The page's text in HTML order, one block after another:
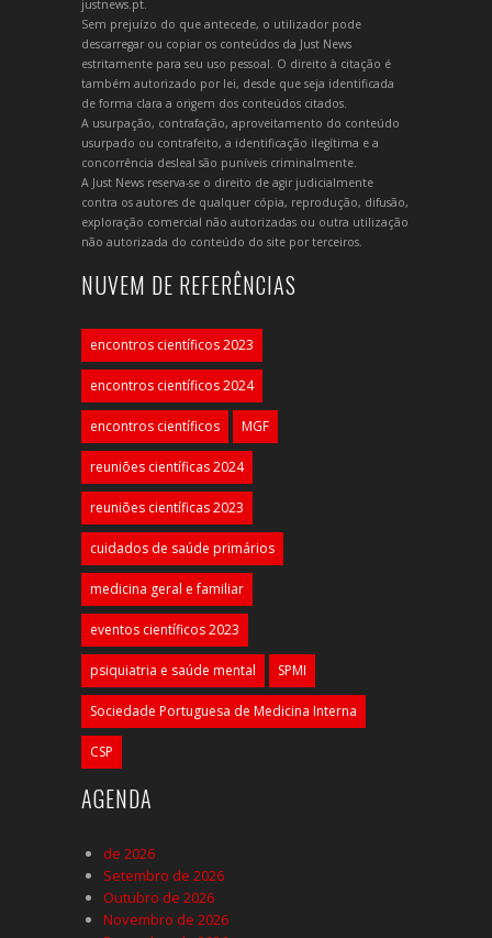
justnews.pt.
Sem prejuízo do que antecede, o utilizador pode
descarregar ou copiar os conteúdos da Just News
estritamente para seu uso pessoal. O direito à citação é
também autorizado por lei, desde que seja identificada
de forma clara a origem dos conteúdos citados.
A usurpação, contrafação, aproveitamento do conteúdo
usurpado ou contrafeito, a identificação ilegítima e a
concorrência desleal são puníveis criminalmente.
A Just News reserva-se o direito de agir judicialmente
contra os autores de qualquer cópia, reprodução, difusão,
exploração comercial não autorizadas ou outra utilização
não autorizada do conteúdo do site por terceiros.
NUVEM DE REFERÊNCIAS
encontros científicos 2023
encontros científicos 2024
encontros científicos MGF
reuniões científicas 2024
reuniões científicas 2023
cuidados de saúde primários
medicina geral e familiar
eventos científicos 2023
psiquiatria e saúde mental SPMI
Sociedade Portuguesa de Medicina Interna
CSP
AGENDA
de 2026
Setembro de 2026
Outubro de 2026
Novembro de 2026